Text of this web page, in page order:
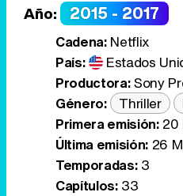
Año: 2015 - 2017
Cadena:Netflix
País:
Estados
Productora:Sony
Género:
Thriller
Primera emisión:20
Última emisión:26
Temporadas:3
Capítulos:33